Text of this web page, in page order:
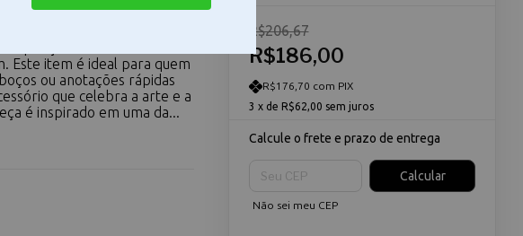
Red Velvet Mini O
Este item é ideal para quem
ou anotações rápidas
que celebra a arte e a
é inspirado em uma da...
R$186,00
R$206,67
R$176,70 com PIX
3 x de R$62,00 sem juros
Calcule o frete e prazo de entrega
Calcular
Não sei meu CEP